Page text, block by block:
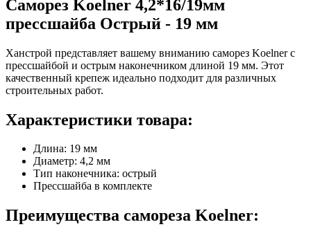
Саморез Koelner 4,2*16/19мм
прессшайба Острый - 19 мм
Ханстрой представляет вашему вниманию саморез Koelner с
прессшайбой и острым наконечником длиной 19 мм. Этот
качественный крепеж идеально подходит для различных
строительных работ.
Характеристики товара:
Длина: 19 мм
Диаметр: 4,2 мм
Тип наконечника: острый
Прессшайба в комплекте
Преимущества самореза Koelner: